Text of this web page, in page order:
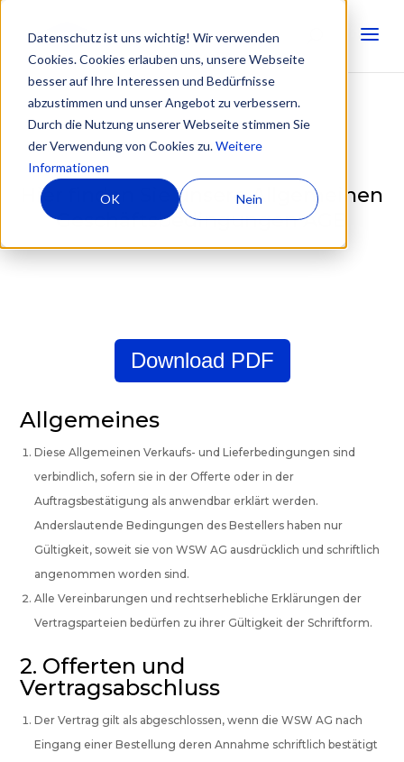
Datenschutz ist uns wichtig! Wir verwenden
Cookies. Cookies erlauben uns, unsere Webseite
besser auf Ihre Interessen und Bedürfnisse
abzustimmen und unser Angebot zu verbessern.
Durch die Nutzung unserer Webseite stimmen Sie
der Verwendung von Cookies zu.Weitere
Informationen
OK Nein
Hier finden Sie unsere Allgemeinen
Geschäftsbedingungen AGB
Download PDF
Allgemeines
Diese Allgemeinen Verkaufs- und Lieferbedingungen sind
verbindlich, sofern sie in der Offerte oder in der
Auftragsbestätigung als anwendbar erklärt werden.
Anderslautende Bedingungen des Bestellers haben nur
Gültigkeit, soweit sie von WSW AG ausdrücklich und schriftlich
angenommen worden sind.
Alle Vereinbarungen und rechtserhebliche Erklärungen der
Vertragsparteien bedürfen zu ihrer Gültigkeit der Schriftform.
2. Offerten und
Vertragsabschluss
Der Vertrag gilt als abgeschlossen, wenn die WSW AG nach
Eingang einer Bestellung deren Annahme schriftlich bestätigt